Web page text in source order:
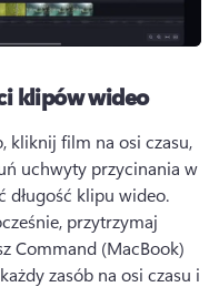
klipów wideo
kliknij film na osi czasu,
uchwyty przycinania w
przytrzymaj
Command (MacBook)
zasób na osi czasu i